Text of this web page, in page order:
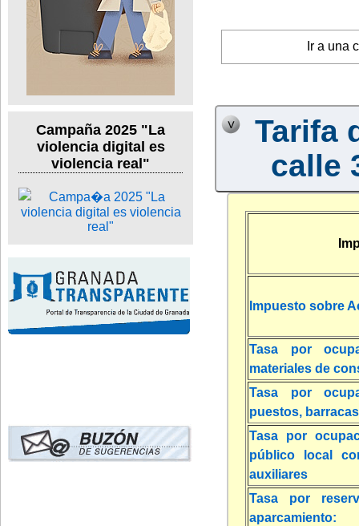
Campaña 2025 "La
violencia digital es
violencia real"
Ir a una
Tarifa
calle
Impuesto sobre
Tasa por
materiales de
Tasa por
puestos,
Tasa por
público local
auxiliares
Tasa por
aparcamiento: